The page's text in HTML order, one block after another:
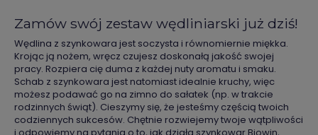
Zamów swój zestaw wędliniarski już dziś!
Wędlina z szynkowara jest soczysta i równomiernie miękka.
Krojąc ją nożem, wręcz czujesz doskonałą jakość swojej
pracy. Rozpiera cię duma z każdej nuty aromatu i smaku.
Schab z szynkowara jest natomiast idealnie kruchy, więc
możesz podawać go na zimno do sałatek (np. w trakcie
rodzinnych świąt). Cieszymy się, że jesteśmy częścią twoich
codziennych sukcesów. Chętnie rozwiejemy twoje wątpliwości